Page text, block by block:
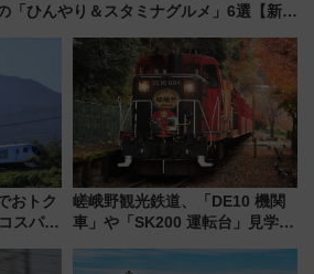
「ひんやり＆スタミナグルメ」6選【新店
おトク
スパ最
ネル探
嵯峨野観光鉄道、「DE10 機関
車」や「SK200 運転台」見学ツ
トの一環で激レア体験できちゃ